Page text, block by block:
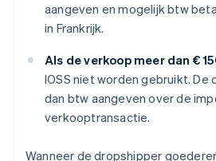
aangeven en mogelijk btw
in Frankrijk.
Als de verkoop meer dan €
IOSS niet worden gebruikt.
dan btw aangeven over de
verkooptransactie.
Wanneer de dropshipper